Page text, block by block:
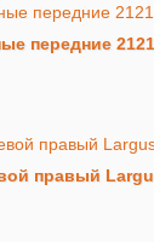
передние
правый